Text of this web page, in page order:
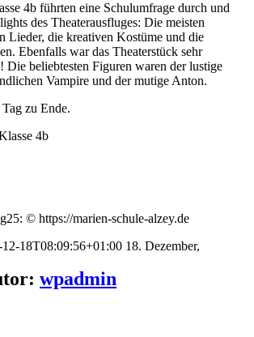
4b führten eine Schulumfrage durch und
des Theaterausfluges: Die meisten
Lieder, die kreativen Kostüme und die
Ebenfalls war das Theaterstück sehr
Die beliebtesten Figuren waren der lustige
Vampire und der mutige Anton.
zu Ende.
4b
© https://marien-schule-alzey.de
18T08:09:56+01:00 18. Dezember,
wpadmin